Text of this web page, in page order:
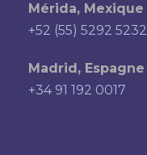
Mérida, Mexique
+52 (55) 5292 5232
Madrid, Espagne
+34 91 192 0017